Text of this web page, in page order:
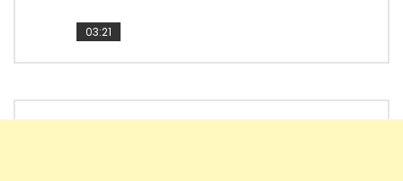
03:21